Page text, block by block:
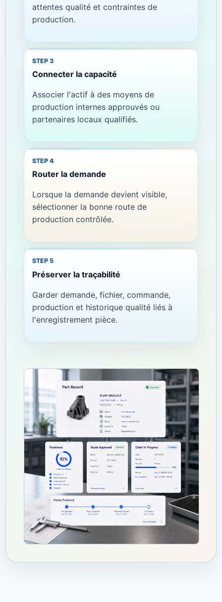
attentes qualité et contraintes de
production.
Connecter la capacité
Associer l'actif à des moyens de
production internes approuvés ou
partenaires locaux qualifiés.
Router la demande
Lorsque la demande devient visible,
sélectionner la bonne route de
production contrôlée.
Préserver la traçabilité
Garder demande, fichier, commande,
production et historique qualité liés à
l'enregistrement pièce.